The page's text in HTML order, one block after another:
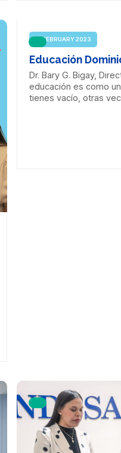
21 FEBRUARY 2023
Educación
Dr. Bary G. Bigay,
educación es como
tienes vacío, otras